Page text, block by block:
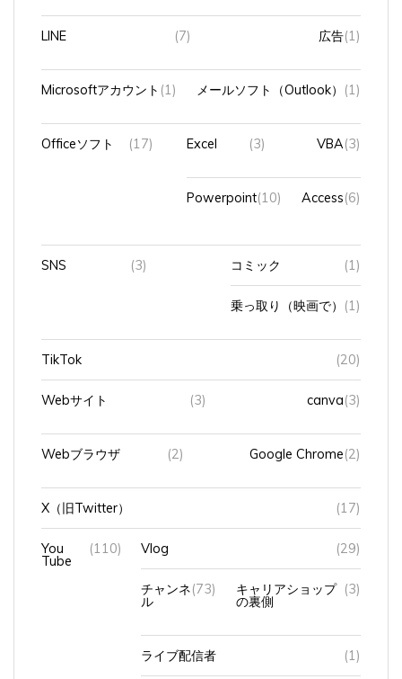
LINE (7) 広告(1)
Microsoftアカウント (1) メールソフト（Outlook） (1)
Officeソフト (17) Excel (3) VBA(3)
Powerpoint(10) Access(6)
SNS (3) コミック (1)
乗っ取り（映画で） (1)
TikTok (20)
Webサイト (3) canva(3)
Webブラウザ (2) Google Chrome(2)
X（旧Twitter） (17)
You
Tube
(110) Vlog (29)
チャンネ
ル
(73) キャリアショップ
の裏側
(3)
ライブ配信者 (1)